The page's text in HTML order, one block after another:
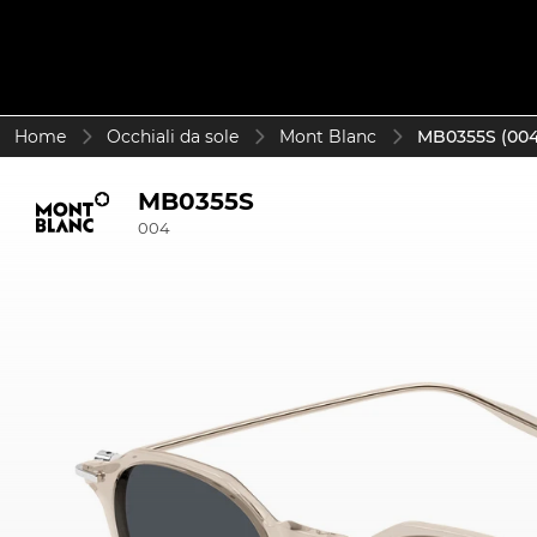
Home Occhiali da sole Mont Blanc MB0355S
MB0355S
004